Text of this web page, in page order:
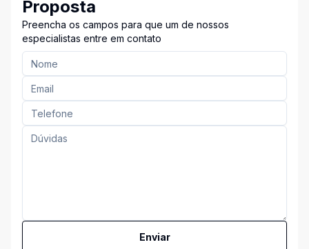
Proposta
Preencha os campos para que um de nossos
especialistas entre em contato
Enviar